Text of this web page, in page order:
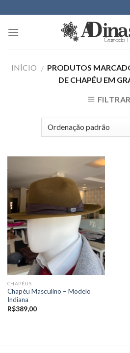
to
content
INÍCIO / PRODUTOS
DE CHAPÉU EM
FILTRAR
CHAPÉUS
Chapéu Masculino – Modelo
Indiana
R$389,00